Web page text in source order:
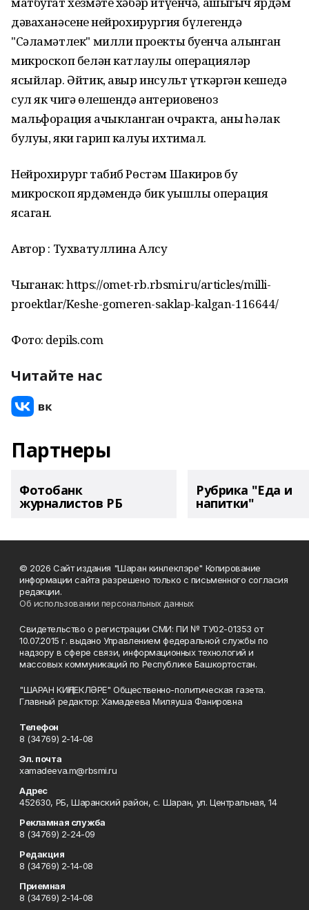
дәваханәсенең нейрохирургия бүлегендә
"Сәламәтлек" милли проекты буенча алынган
микроскоп белән катлаулы операцияләр
ясыйлар. Әйтик, авыр инсульт үткәргән кешедә
сул як чигә өлешендә антериовеноз
мальфорация ачыкланган очракта, аның һәлак
булуы, яки гарип калуы ихтимал.
Нейрохирург табиб Рөстәм Шакиров бу
микроскоп ярдәмендә бик уңышлы операция
ясаган.
Автор : Тухватуллина Алсу
Чыганак: https://omet-rb.rbsmi.ru/articles/milli-
proektlar/Keshe-gomeren-saklap-kalgan-116644/
Фото: depils.com
Читайте нас
Партнеры
Фотобанк
журналистов РБ
Рубрика "Еда и
напитки"
© 2026 Сайт издания "Шаран кинлеклэре" Копирование
информации сайта разрешено только с письменного согласия
редакции.
Об использовании персональных данных
Свидетельство о регистрации СМИ: ПИ № ТУ02-01353 от
10.07.2015 г. выдано Управлением федеральной службы по
надзору в сфере связи, информационных технологий и
массовых коммуникаций по Республике Башкортостан.
"ШАРАН КИҢЛЕКЛӘРЕ" Общественно-политическая газета.
Главный редактор: Хамадеева Миляуша Фанировна
Телефон
8 (34769) 2-14-08
Эл. почта
xamadeeva.m@rbsmi.ru
Адрес
452630, РБ, Шаранский район, с. Шаран, ул. Центральная, 14
Рекламная служба
8 (34769) 2-24-09
Редакция
8 (34769) 2-14-08
Приемная
8 (34769) 2-14-08